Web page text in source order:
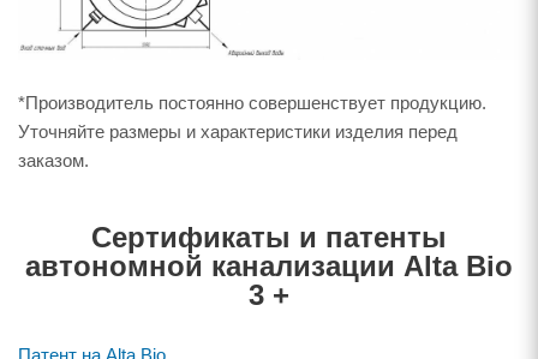
*Производитель постоянно совершенствует продукцию.
Уточняйте размеры и характеристики изделия перед
заказом.
Сертификаты и патенты
автономной канализации Alta Bio
3 +